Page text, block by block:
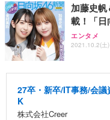
加藤史
載！「日
エンタメ
2021.10.2(土
27卒・新卒/IT事務/会
K
株式会社Creer